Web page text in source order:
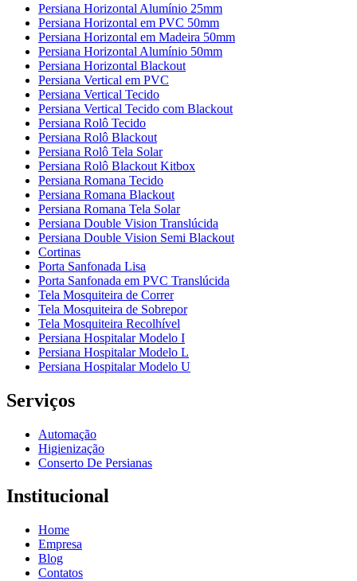
Persiana Horizontal Alumínio 25mm
Persiana Horizontal em PVC 50mm
Persiana Horizontal em Madeira 50mm
Persiana Horizontal Alumínio 50mm
Persiana Horizontal Blackout
Persiana Vertical em PVC
Persiana Vertical Tecido
Persiana Vertical Tecido com Blackout
Persiana Rolô Tecido
Persiana Rolô Blackout
Persiana Rolô Tela Solar
Persiana Rolô Blackout Kitbox
Persiana Romana Tecido
Persiana Romana Blackout
Persiana Romana Tela Solar
Persiana Double Vision Translúcida
Persiana Double Vision Semi Blackout
Cortinas
Porta Sanfonada Lisa
Porta Sanfonada em PVC Translúcida
Tela Mosquiteira de Correr
Tela Mosquiteira de Sobrepor
Tela Mosquiteira Recolhível
Persiana Hospitalar Modelo I
Persiana Hospitalar Modelo L
Persiana Hospitalar Modelo U
Serviços
Automação
Higienização
Conserto De Persianas
Institucional
Home
Empresa
Blog
Contatos